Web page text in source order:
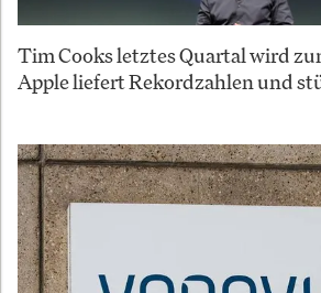
Tim Cooks letztes Quartal wird
Apple liefert Rekordzahlen und